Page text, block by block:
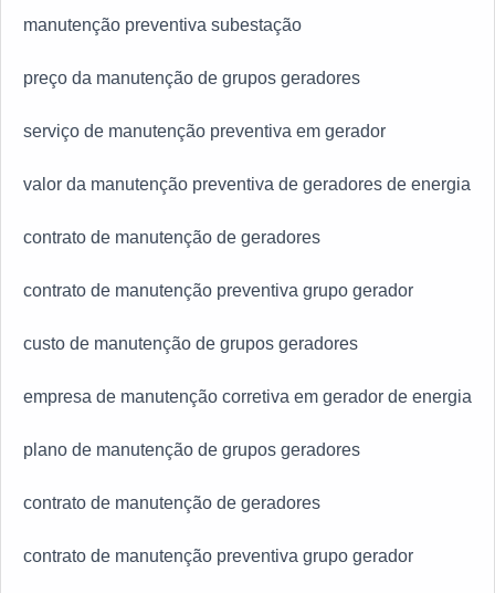
manutenção preventiva subestação
preço da manutenção de grupos geradores
serviço de manutenção preventiva em gerador
valor da manutenção preventiva de geradores de energia
contrato de manutenção de geradores
contrato de manutenção preventiva grupo gerador
custo de manutenção de grupos geradores
empresa de manutenção corretiva em gerador de energia
plano de manutenção de grupos geradores
contrato de manutenção de geradores
contrato de manutenção preventiva grupo gerador